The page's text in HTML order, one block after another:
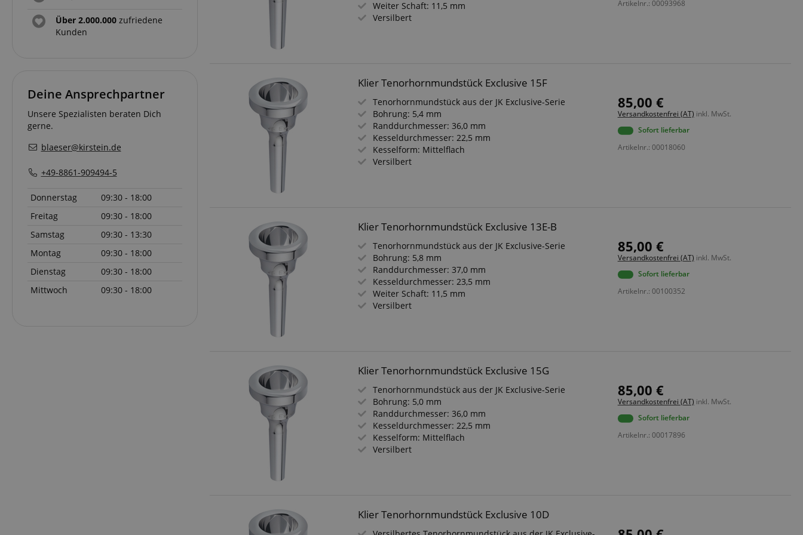
Weiter Schaft: 11,5 mm
Versilbert
Artikelnr.: 00093968
Klier Tenorhornmundstück Exclusive 15F
Tenorhornmundstück aus der JK Exclusive-Serie
Bohrung: 5,4 mm
Randdurchmesser: 36,0 mm
Kesseldurchmesser: 22,5 mm
Kesselform: Mittelflach
Versilbert
85,00 €
Versandkostenfrei (AT) inkl. MwSt.
Sofort lieferbar
Artikelnr.: 00018060
Klier Tenorhornmundstück Exclusive 13E-B
Tenorhornmundstück aus der JK Exclusive-Serie
Bohrung: 5,8 mm
Randdurchmesser: 37,0 mm
Kesseldurchmesser: 23,5 mm
Weiter Schaft: 11,5 mm
Versilbert
85,00 €
Versandkostenfrei (AT) inkl. MwSt.
Sofort lieferbar
Artikelnr.: 00100352
Klier Tenorhornmundstück Exclusive 15G
Tenorhornmundstück aus der JK Exclusive-Serie
Bohrung: 5,0 mm
Randdurchmesser: 36,0 mm
Kesseldurchmesser: 22,5 mm
Kesselform: Mittelflach
Versilbert
85,00 €
Versandkostenfrei (AT) inkl. MwSt.
Sofort lieferbar
Artikelnr.: 00017896
Klier Tenorhornmundstück Exclusive 10D
Über 2.000.000 zufriedene
Kunden
Deine Ansprechpartner
Unsere Spezialisten beraten Dich
gerne.
blaeser@kirstein.de
+49-8861-909494-5
Donnerstag
09:30 - 18:00
Freitag
09:30 - 18:00
Samstag
09:30 - 13:30
Montag
09:30 - 18:00
Dienstag
09:30 - 18:00
Mittwoch
09:30 - 18:00
Beschreibung